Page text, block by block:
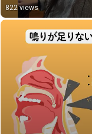
822 views